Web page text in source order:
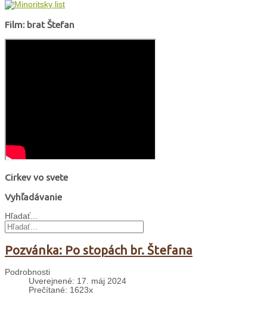
Film: brat Štefan
Cirkev vo svete
Vyhľadávanie
Hľadať...
Pozvánka: Po stopách br. Štefana
Podrobnosti
Uverejnené: 17. máj 2024
Prečítané: 1623x